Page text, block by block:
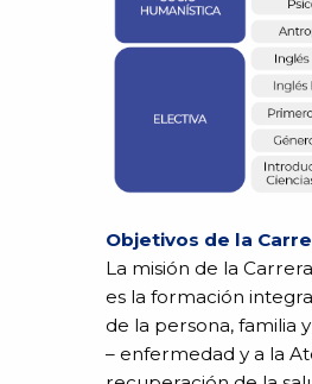
Objetivos de la
La misión de la
es la formación
de la persona, familia
– enfermedad y a la